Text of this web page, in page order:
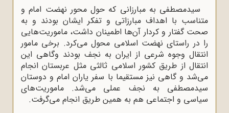
سیدمصطفی به مبارزانی که حول محور نهضت امام و
متناسب با اهداف مبارزاتی و تفکر ایشان بودند و به
صحت گفتار و کردار آن‌ها اطمینان داشت، ماموریت‌هایی
را در راستای نهضت اسلامی محول می‌کرد. برخی مامور
انتقال وجوه شرعی از ایران به نجف بودند وگاهی این
انتقال از طریق کشور اسلامی ثالثی مثل عربستان انجام
می‌شد و گاهی نیز مستقیما با سفر یاران امام و دوستان
سیدمصطفی به نجف عملی می‌شد. ماموریت‌های
سیاسی و اجتماعی هم به همین طریق انجام می‌گرفت.